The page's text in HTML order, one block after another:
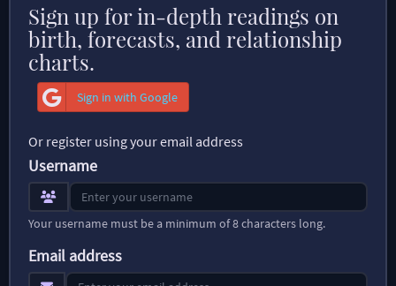
Sign up for in-depth readings on
birth, forecasts, and relationship
charts.
Sign in with Google
Or register using your email address
Username
Your username must be a minimum of 8 characters long.
Email address